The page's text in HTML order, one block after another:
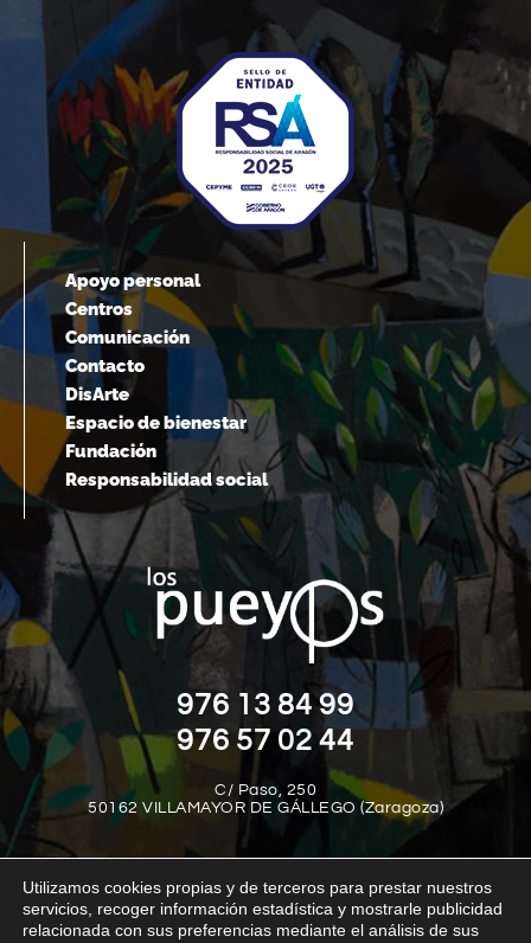
Apoyo personal
Centros
Comunicación
Contacto
DisArte
Espacio de bienestar
Fundación
Responsabilidad social
976 13 84 99
976 57 02 44
C/ Paso, 250
50162 VILLAMAYOR DE GÁLLEGO (Zaragoza)
Utilizamos cookies propias y de terceros para prestar nuestros
servicios, recoger información estadística y mostrarle publicidad
relacionada con sus preferencias mediante el análisis de sus